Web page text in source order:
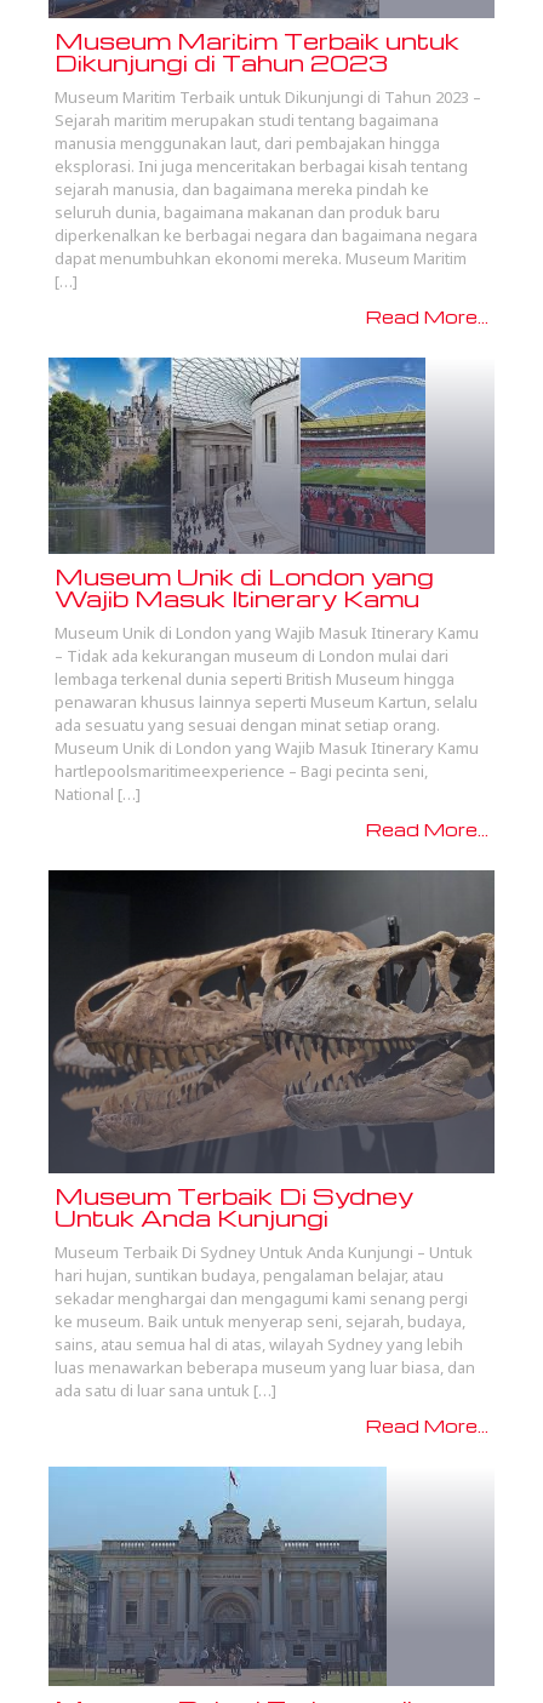
Museum Maritim Terbaik untuk
Dikunjungi di Tahun 2023
Museum Maritim Terbaik untuk Dikunjungi di Tahun 2023 –
Sejarah maritim merupakan studi tentang bagaimana
manusia menggunakan laut, dari pembajakan hingga
eksplorasi. Ini juga menceritakan berbagai kisah tentang
sejarah manusia, dan bagaimana mereka pindah ke
seluruh dunia, bagaimana makanan dan produk baru
diperkenalkan ke berbagai negara dan bagaimana negara
dapat menumbuhkan ekonomi mereka. Museum Maritim
[…]
Read More...
Museum Unik di London yang
Wajib Masuk Itinerary Kamu
Museum Unik di London yang Wajib Masuk Itinerary Kamu
– Tidak ada kekurangan museum di London mulai dari
lembaga terkenal dunia seperti British Museum hingga
penawaran khusus lainnya seperti Museum Kartun, selalu
ada sesuatu yang sesuai dengan minat setiap orang.
Museum Unik di London yang Wajib Masuk Itinerary Kamu
hartlepoolsmaritimeexperience – Bagi pecinta seni,
National […]
Read More...
Museum Terbaik Di Sydney
Untuk Anda Kunjungi
Museum Terbaik Di Sydney Untuk Anda Kunjungi – Untuk
hari hujan, suntikan budaya, pengalaman belajar, atau
sekadar menghargai dan mengagumi kami senang pergi
ke museum. Baik untuk menyerap seni, sejarah, budaya,
sains, atau semua hal di atas, wilayah Sydney yang lebih
luas menawarkan beberapa museum yang luar biasa, dan
ada satu di luar sana untuk […]
Read More...